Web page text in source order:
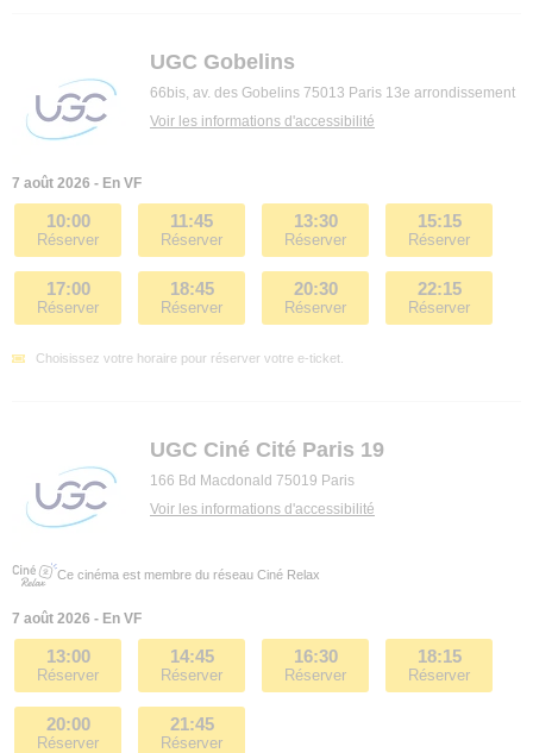
UGC Gobelins
66bis, av. des Gobelins 75013 Paris 13e arrondissement
Voir les informations d'accessibilité
7 août 2026 - En VF
10:00
Réserver
11:45
Réserver
13:30
Réserver
15:15
Réserver
17:00
Réserver
18:45
Réserver
20:30
Réserver
22:15
Réserver
Choisissez votre horaire pour réserver votre e-ticket.
UGC Ciné Cité Paris 19
166 Bd Macdonald 75019 Paris
Voir les informations d'accessibilité
Ce cinéma est membre du réseau Ciné Relax
7 août 2026 - En VF
13:00
Réserver
14:45
Réserver
16:30
Réserver
18:15
Réserver
20:00
Réserver
21:45
Réserver